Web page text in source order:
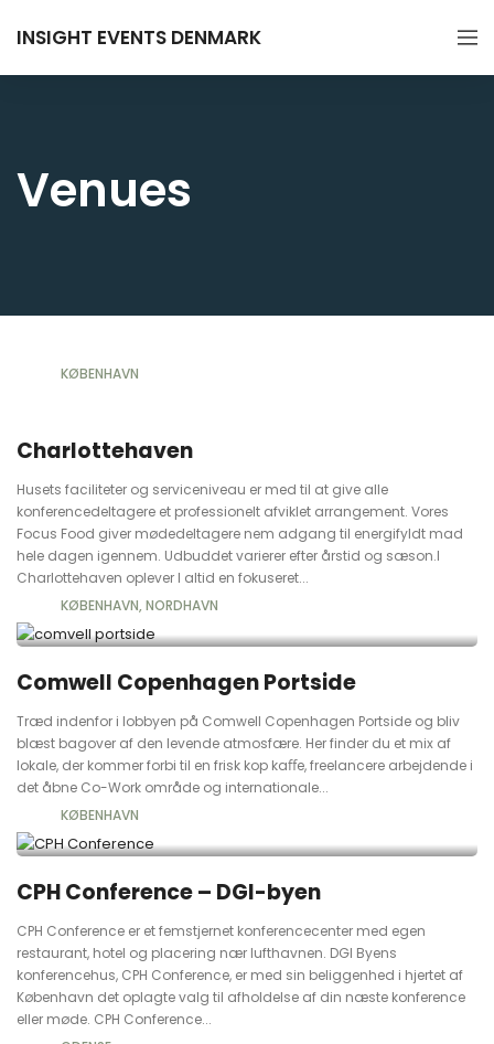
INSIGHT EVENTS DENMARK
Venues
KØBENHAVN
Charlottehaven
Husets faciliteter og serviceniveau er med til at give alle
konferencedeltagere et professionelt afviklet arrangement. Vores
Focus Food giver mødedeltagere nem adgang til energifyldt mad
hele dagen igennem. Udbuddet varierer efter årstid og sæson.I
Charlottehaven oplever I altid en fokuseret...
KØBENHAVN NORDHAVN
Comwell Copenhagen Portside
Træd indenfor i lobbyen på Comwell Copenhagen Portside og bliv
blæst bagover af den levende atmosfære. Her finder du et mix af
lokale, der kommer forbi til en frisk kop kaﬀe, freelancere arbejdende i
det åbne Co-Work område og internationale...
KØBENHAVN
CPH Conference – DGI-byen
CPH Conference er et femstjernet konferencecenter med egen
restaurant, hotel og placering nær lufthavnen. DGI Byens
konferencehus, CPH Conference, er med sin beliggenhed i hjertet af
København det oplagte valg til afholdelse af din næste konference
eller møde. CPH Conference...